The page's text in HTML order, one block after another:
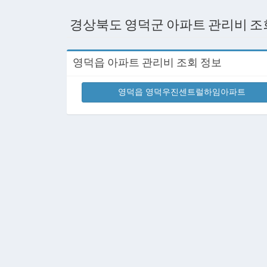
경상북도 영덕군 아파트 관리비 조
영덕읍 아파트 관리비 조회 정보
영덕읍 영덕우진센트럴하임아파트